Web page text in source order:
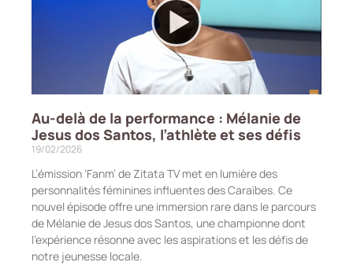
Au-delà de la performance : Mélanie de
Jesus dos Santos, l’athlète et ses défis
19/02/2026
L’émission ‘Fanm’ de Zitata TV met en lumière des
personnalités féminines influentes des Caraïbes. Ce
nouvel épisode offre une immersion rare dans le parcours
de Mélanie de Jesus dos Santos, une championne dont
l’expérience résonne avec les aspirations et les défis de
notre jeunesse locale.